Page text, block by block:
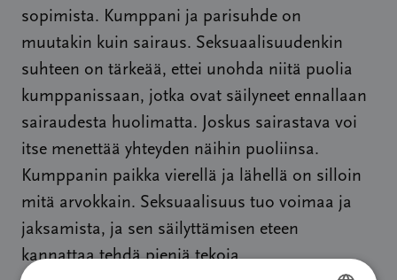
sopimista. Kumppani ja parisuhde on
muutakin kuin sairaus. Seksuaalisuudenkin
suhteen on tärkeää, ettei unohda niitä puolia
kumppanissaan, jotka ovat säilyneet ennallaan
sairaudesta huolimatta. Joskus sairastava voi
itse menettää yhteyden näihin puoliinsa.
Kumppanin paikka vierellä ja lähellä on silloin
mitä arvokkain. Seksuaalisuus tuo voimaa ja
jaksamista, ja sen säilyttämisen eteen
kannattaa tehdä pieniä tekoja.